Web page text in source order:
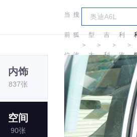
当
前
位
置:
搜
狐
汽
＞
车
型
大
全
＞
吉
利
＞
利
汽
车
＞
内饰
837张
空间
90张